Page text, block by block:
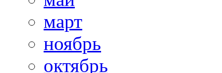
март
ноябрь
октябрь